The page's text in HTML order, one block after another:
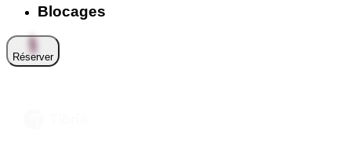
Blocages
Réserver